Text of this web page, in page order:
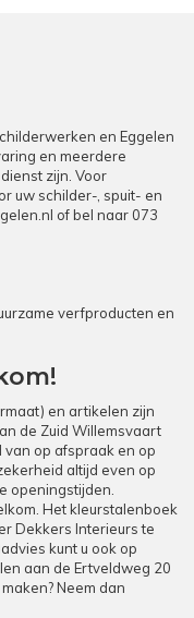
en Eggelen
en meerdere
zijn. Voor
uw schilder-, spuit- en
of bel naar 073
verfproducten en
en artikelen zijn
de Zuid Willemsvaart
op afspraak en op
altijd even op
openingstijden.
Het kleurstalenboek
Dekkers Interieurs te
kunt u ook op
aan de Ertveldweg 20
Neem dan